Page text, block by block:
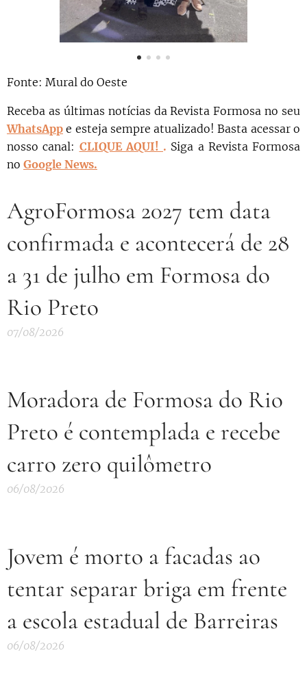
Fonte: Mural do Oeste
Receba as últimas notícias da Revista Formosa no seu
WhatsApp e esteja sempre atualizado! Basta acessar o
nosso canal: CLIQUE AQUI! . Siga a Revista Formosa
no Google News.
AgroFormosa 2027 tem data
confirmada e acontecerá de 28
a 31 de julho em Formosa do
Rio Preto
07/08/2026
Moradora de Formosa do Rio
Preto é contemplada e recebe
carro zero quilômetro
06/08/2026
Jovem é morto a facadas ao
tentar separar briga em frente
a escola estadual de Barreiras
06/08/2026